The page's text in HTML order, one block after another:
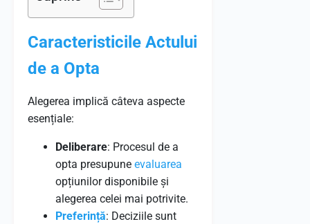
Caracteristicile Actului
de a Opta
Alegerea implică câteva aspecte
esențiale:
Deliberare: Procesul de a
opta presupune evaluarea
opțiunilor disponibile și
alegerea celei mai potrivite.
Preferință: Deciziile sunt